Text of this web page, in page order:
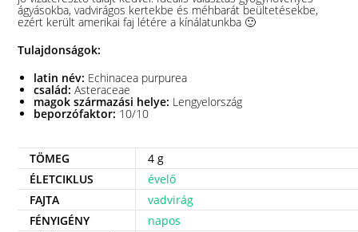
ágyásokba, vadvirágos kertekbe és méhbarát beültetésekbe,
ezért került amerikai faj létére a kínálatunkba 🙂
Tulajdonságok:
latin név: Echinacea purpurea
család:Asteraceae
magok származási helye: Lengyelország
beporzófaktor: 10/10
TÖMEG
4 g
ÉLETCIKLUS
évelő
FAJTA
vadvirág
FÉNYIGÉNY
napos